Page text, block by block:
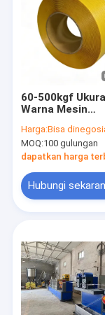
60-500kgf
Warna Mesin
Disesuaikan Pp
Strapping Roll
Pengemasan
Harga:Bisa
MOQ:100 gulungan
dapatkan harga
Hubungi